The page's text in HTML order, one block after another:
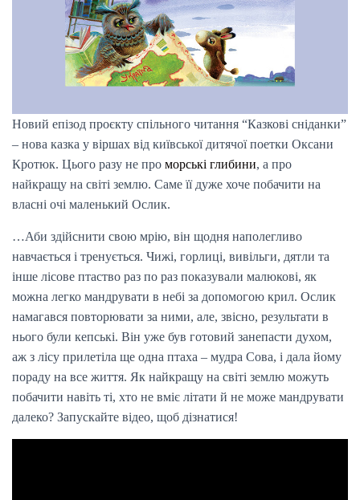
Новий епізод проєкту спільного читання “Казкові сніданки”
– нова казка у віршах від київської дитячої поетки Оксани
Кротюк. Цього разу не про морські глибини, а про
найкращу на світі землю. Саме її дуже хоче побачити на
власні очі маленький Ослик.
…Аби здійснити свою мрію, він щодня наполегливо
навчається і тренується. Чижі, горлиці, вивільги, дятли та
інше лісове птаство раз по раз показували малюкові, як
можна легко мандрувати в небі за допомогою крил. Ослик
намагався повторювати за ними, але, звісно, результати в
нього були кепські. Він уже був готовий занепасти духом,
аж з лісу прилетіла ще одна птаха – мудра Сова, і дала йому
пораду на все життя. Як найкращу на світі землю можуть
побачити навіть ті, хто не вміє літати й не може мандрувати
далеко? Запускайте відео, щоб дізнатися!